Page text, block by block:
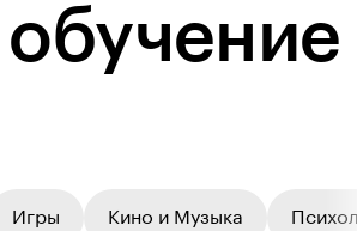
Игры Кино и Музыка